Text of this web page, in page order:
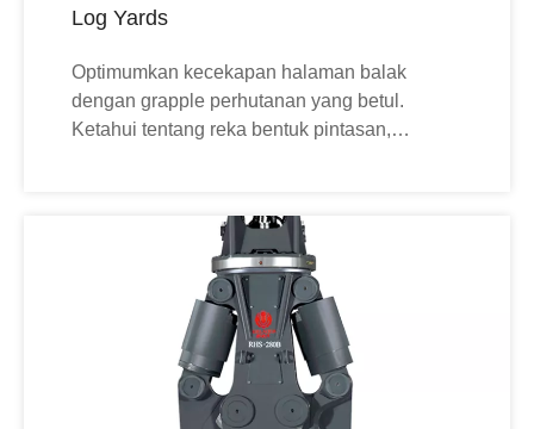
Log Yards
Optimumkan kecekapan halaman balak
dengan grapple perhutanan yang betul.
Ketahui tentang reka bentuk pintasan,